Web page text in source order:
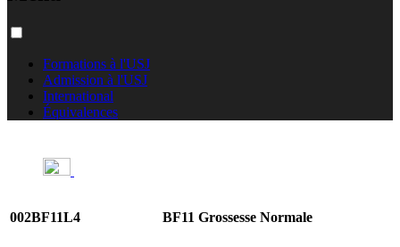
Formations à l'USJ
Admission à l'USJ
International
Équivalences
002BF11L4 BF11 Grossesse Normale